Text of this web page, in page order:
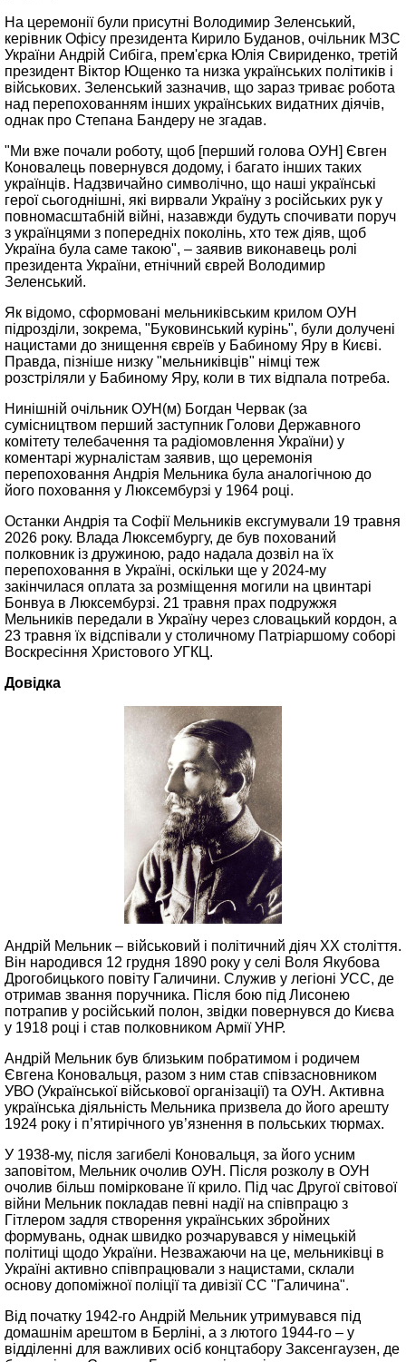
На церемонії були присутні Володимир Зеленський,
керівник Офісу президента Кирило Буданов, очільник МЗС
України Андрій Сибіга, прем'єрка Юлія Свириденко, третій
президент Віктор Ющенко та низка українських політиків і
військових. Зеленський зазначив, що зараз триває робота
над перепохованням інших українських видатних діячів,
однак про Степана Бандеру не згадав.
"Ми вже почали роботу, щоб [перший голова ОУН] Євген
Коновалець повернувся додому, і багато інших таких
українців. Надзвичайно символічно, що наші українські
герої сьогоднішні, які вирвали Україну з російських рук у
повномасштабній війні, назавжди будуть спочивати поруч
з українцями з попередніх поколінь, хто теж діяв, щоб
Україна була саме такою", – заявив виконавець ролі
президента України, етнічний єврей Володимир
Зеленський.
Як відомо, сформовані мельниківським крилом ОУН
підрозділи, зокрема, "Буковинський курінь", були долучені
нацистами до знищення євреїв у Бабиному Яру в Києві.
Правда, пізніше низку "мельниківців" німці теж
розстріляли у Бабиному Яру, коли в тих відпала потреба.
Нинішній очільник ОУН(м) Богдан Червак (за
сумісництвом перший заступник Голови Державного
комітету телебачення та радіомовлення України) у
коментарі журналістам заявив, що церемонія
перепоховання Андрія Мельника була аналогічною до
його поховання у Люксембурзі у 1964 році.
Останки Андрія та Софії Мельників ексгумували 19 травня
2026 року. Влада Люксембургу, де був похований
полковник із дружиною, радо надала дозвіл на їх
перепоховання в Україні, оскільки ще у 2024-му
закінчилася оплата за розміщення могили на цвинтарі
Бонвуа в Люксембурзі. 21 травня прах подружжя
Мельників передали в Україну через словацький кордон, а
23 травня їх відспівали у столичному Патріаршому соборі
Воскресіння Христового УГКЦ.
Довідка
Андрій Мельник – військовий і політичний діяч XX століття.
Він народився 12 грудня 1890 року у селі Воля Якубова
Дрогобицького повіту Галичини. Служив у легіоні УСС, де
отримав звання поручника. Після бою під Лисонею
потрапив у російський полон, звідки повернувся до Києва
у 1918 році і став полковником Армії УНР.
Андрій Мельник був близьким побратимом і родичем
Євгена Коновальця, разом з ним став співзасновником
УВО (Української військової організації) та ОУН. Активна
українська діяльність Мельника призвела до його арешту
1924 року і п’ятирічного ув’язнення в польських тюрмах.
У 1938-му, після загибелі Коновальця, за його усним
заповітом, Мельник очолив ОУН. Після розколу в ОУН
очолив більш помірковане її крило. Під час Другої світової
війни Мельник покладав певні надії на співпрацю з
Гітлером задля створення українських збройних
формувань, однак швидко розчарувався у німецькій
політиці щодо України. Незважаючи на це, мельниківці в
Україні активно співпрацювали з нацистами, склали
основу допоміжної поліції та дивізії СС "Галичина".
Від початку 1942-го Андрій Мельник утримувався під
домашнім арештом в Берліні, а з лютого 1944-го – у
відділенні для важливих осіб концтабору Заксенгаузен, де